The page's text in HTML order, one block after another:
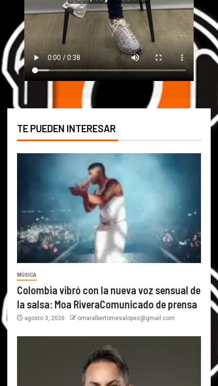
TE PUEDEN INTERESAR
MÚSICA
Colombia vibró con la nueva voz sensual de
la salsa: Moa RiveraComunicado de prensa
agosto 3, 2026 omaralbertomesalopez@gmail.com